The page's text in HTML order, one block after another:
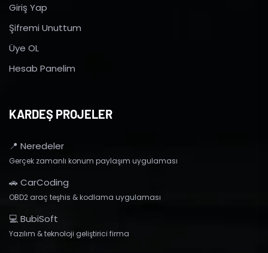
Giriş Yap
Şifremi Unuttum
Üye OL
Hesab Panelim
KARDEŞ PROJELER
📍 Neredeler
Gerçek zamanlı konum paylaşım uygulaması
🚗 CarCoding
OBD2 araç teşhis & kodlama uygulaması
💻 BubiSoft
Yazılım & teknoloji geliştirici firma